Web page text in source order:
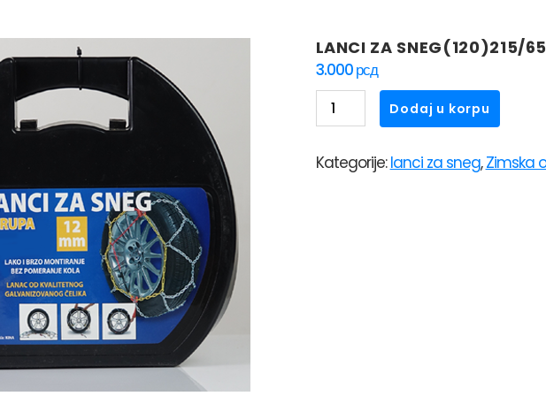
LANCI ZA SNEG(120)215/65
3.000рсд
LANCI
ZA
R16
Dodaj u korpu
Kategorije:lanci za sneg,Zimska